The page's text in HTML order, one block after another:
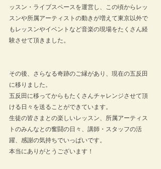
ッスン・ライブスペースを運営し、この頃からレッ
スンや所属アーティストの動きが増えて東京以外で
もレッスンやイベントなど音楽の現場をたくさん経
験させて頂きました。
その後、さらなる奇跡のご縁があり、現在の五反田
に移りました。
五反田に移ってからもたくさんチャレンジさせて頂
ける日々を送ることができています。
生徒の皆さまとの楽しいレッスン、所属アーティス
トのみんなとの奮闘の日々、講師・スタッフの活
躍、感謝の気持ちでいっぱいです。
本当にありがとうございます！